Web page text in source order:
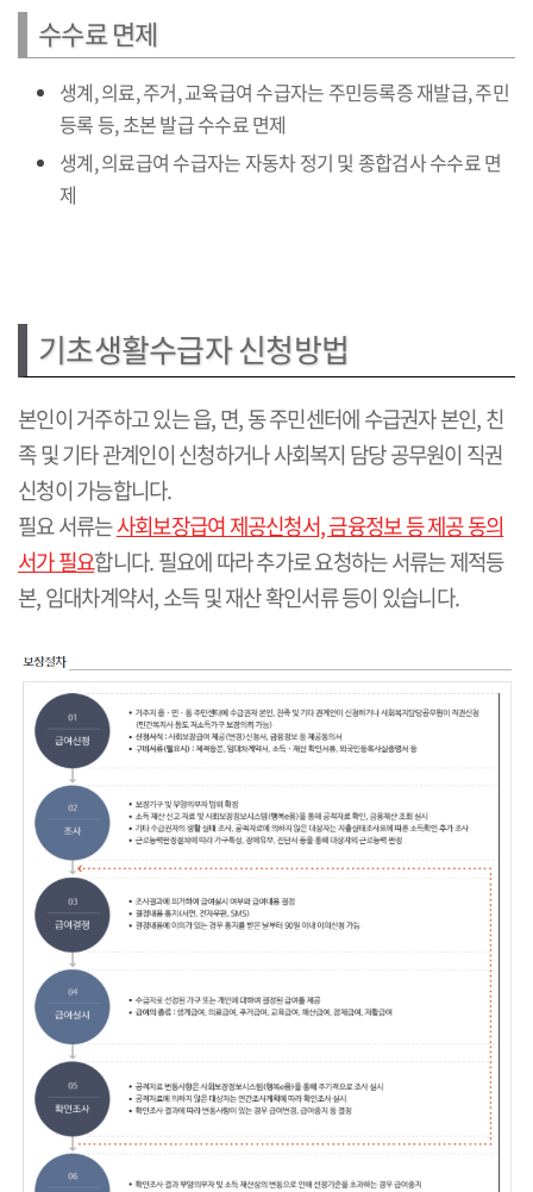
수수료 면제
생계, 의료, 주거, 교육급여 수급자는 주민등록증 재발급, 주민
등록 등, 초본 발급 수수료 면제
생계, 의료급여 수급자는 자동차 정기 및 종합검사 수수료 면
제
기초생활수급자 신청방법
본인이 거주하고 있는 읍, 면, 동 주민센터에 수급권자 본인, 친
족 및 기타 관계인이 신청하거나 사회복지 담당 공무원이 직권
신청이 가능합니다.
필요 서류는사회보장급여 제공신청서, 금융정보 등 제공 동의
서가 필요합니다. 필요에 따라 추가로 요청하는 서류는 제적등
본, 임대차계약서, 소득 및 재산 확인서류 등이 있습니다.